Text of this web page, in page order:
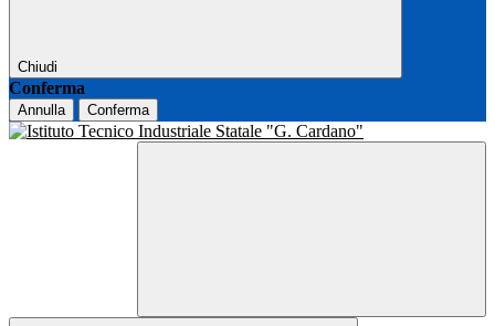
Chiudi
Conferma
Annulla Conferma